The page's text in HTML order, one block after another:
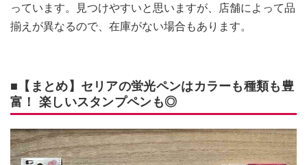
っています。見つけやすいと思いますが、店舗によって品
揃えが異なるので、在庫がない場合もあります。
■【まとめ】セリアの蛍光ペンはカラーも種類も豊
富！ 楽しいスタンプペンも◎